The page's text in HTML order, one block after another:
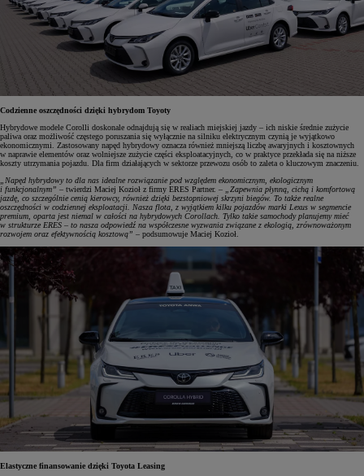
Codzienne oszczędności dzięki hybrydom Toyoty
Hybrydowe modele Corolli doskonale odnajdują się w realiach miejskiej jazdy – ich niskie średnie zużycie
paliwa oraz możliwość częstego poruszania się wyłącznie na silniku elektrycznym czynią je wyjątkowo
ekonomicznymi. Zastosowany napęd hybrydowy oznacza również mniejszą liczbę awaryjnych i kosztownych
w naprawie elementów oraz wolniejsze zużycie części eksploatacyjnych, co w praktyce przekłada się na niższe
koszty utrzymania pojazdu. Dla firm działających w sektorze przewozu osób to zaleta o kluczowym znaczeniu.
„Napęd hybrydowy to dla nas idealne rozwiązanie pod względem ekonomicznym, ekologicznym
i funkcjonalnym” – twierdzi Maciej Kozioł z firmy ERES Partner. –
„Zapewnia płynną, cichą i komfortową
jazdę, co szczególnie cenią kierowcy, również dzięki bezstopniowej skrzyni biegów. To także realne
oszczędności w codziennej eksploatacji. Nasza flota, z wyjątkiem kilku pojazdów marki Lexus w segmencie
premium, oparta jest niemal w całości na hybrydowych Corollach. Tylko takie samochody planujemy mieć
w strukturze ERES – to nasza odpowiedź na współczesne wyzwania związane z ekologią, zrównoważonym
rozwojem oraz efektywnością kosztową” – podsumowuje Maciej Kozioł.
Elastyczne finansowanie dzięki Toyota Leasing